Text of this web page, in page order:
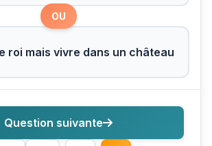
OU
roi mais vivre dans un château
Question suivante